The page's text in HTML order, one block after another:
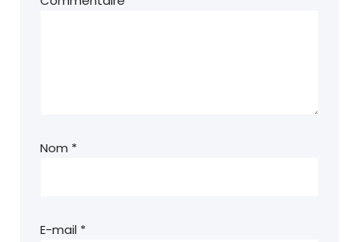
Nom *
E-mail *